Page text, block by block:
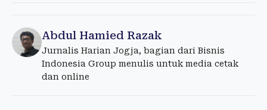
Abdul Hamied Razak
Jurnalis Harian Jogja, bagian dari Bisnis
Indonesia Group menulis untuk media cetak
dan online